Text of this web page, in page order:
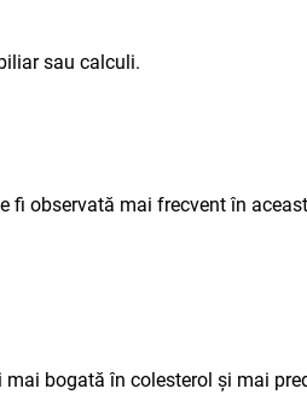
sau calculi.
fi observată mai frecvent în
bogată în colesterol și mai